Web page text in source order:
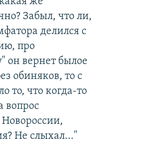
Забыл, что ли,
делился с
про
он вернет былое
обиняков, то с
что когда-то
вопрос
Новороссии,
Не слыхал..."